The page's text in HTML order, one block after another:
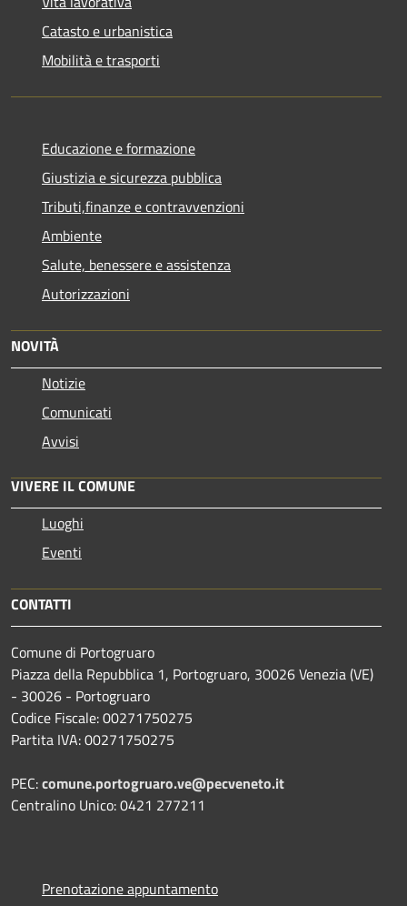
Catasto e urbanistica
Mobilità e trasporti
Educazione e formazione
Giustizia e sicurezza pubblica
Tributi,finanze e contravvenzioni
Ambiente
Salute, benessere e assistenza
Autorizzazioni
NOVITÀ
Notizie
Comunicati
Avvisi
VIVERE IL COMUNE
Luoghi
Eventi
CONTATTI
Comune di Portogruaro
Piazza della Repubblica 1, Portogruaro, 30026 Venezia (VE)
- 30026 - Portogruaro
Codice Fiscale: 00271750275
Partita IVA: 00271750275
PEC:comune.portogruaro.ve@pecveneto.it
Centralino Unico: 0421 277211
Prenotazione appuntamento